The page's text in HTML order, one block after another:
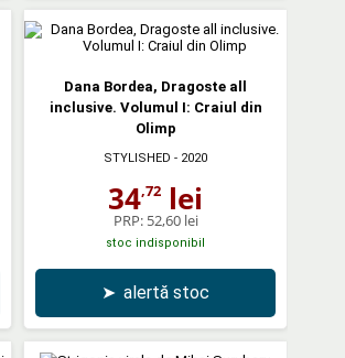
Dana Bordea, Dragoste all
inclusive. Volumul I: Craiul din
Olimp
STYLISHED - 2020
34,72 lei
PRP: 52,60 lei
stoc indisponibil
➤ alertă stoc